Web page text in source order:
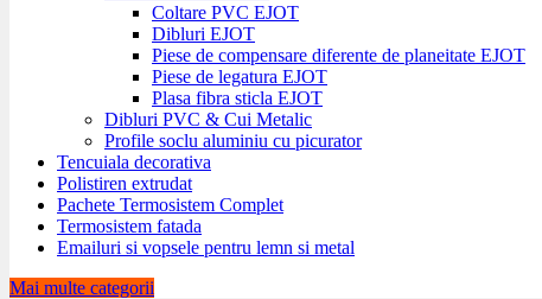
Coltare PVC EJOT
Dibluri EJOT
Piese de compensare diferente de planeitate EJOT
Piese de legatura EJOT
Plasa fibra sticla EJOT
Dibluri PVC & Cui Metalic
Profile soclu aluminiu cu picurator
Tencuiala decorativa
Polistiren extrudat
Pachete Termosistem Complet
Termosistem fatada
Emailuri si vopsele pentru lemn si metal
Mai multe categorii